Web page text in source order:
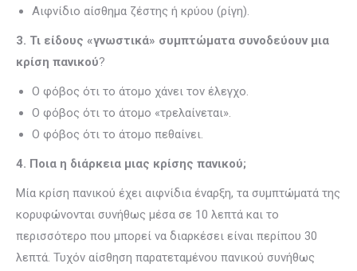
Αιφνίδιο αίσθημα ζέστης ή κρύου (ρίγη).
3. Τι είδους «γνωστικά» συμπτώματα συνοδεύουν μια
κρίση πανικού?
Ο φόβος ότι το άτομο χάνει τον έλεγχο.
Ο φόβος ότι το άτομο «τρελαίνεται».
Ο φόβος ότι το άτομο πεθαίνει.
4. Ποια η διάρκεια μιας κρίσης πανικού;
Μία κρίση πανικού έχει αιφνίδια έναρξη, τα συμπτώματά της
κορυφώνονται συνήθως μέσα σε 10 λεπτά και το
περισσότερο που μπορεί να διαρκέσει είναι περίπου 30
λεπτά. Τυχόν αίσθηση παρατεταμένου πανικού συνήθως